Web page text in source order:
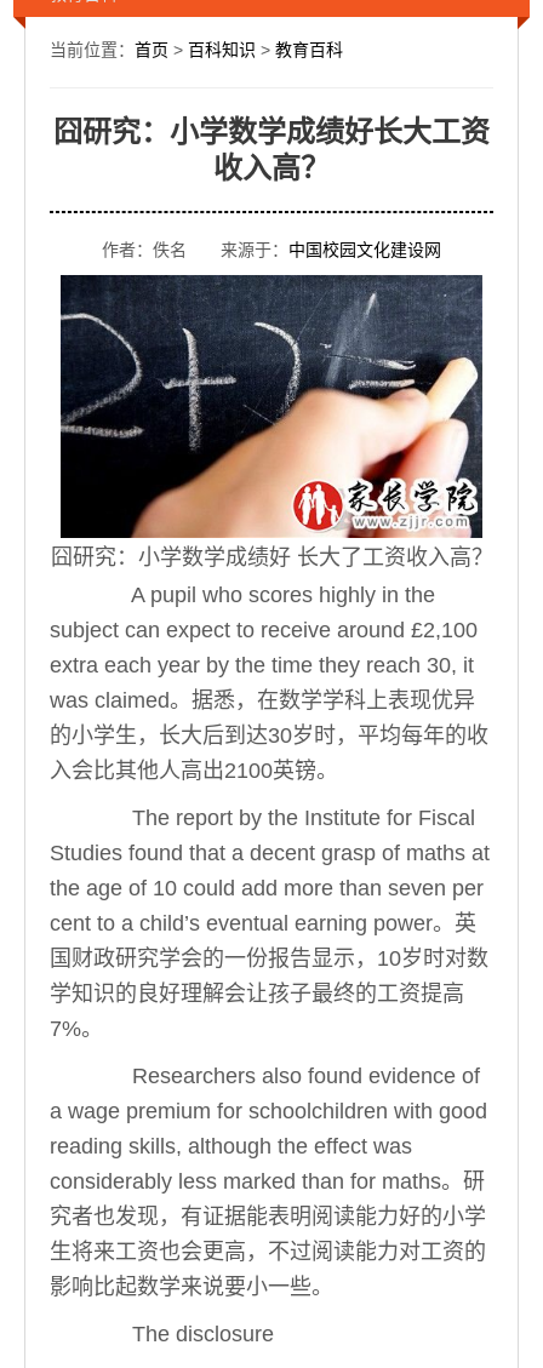
当前位置： 首页 > 百科知识 > 教育百科
囧研究：小学数学成绩好长大工资
收入高？
作者：佚名 来源于： 中国校园文化建设网
囧研究：小学数学成绩好 长大了工资收入高？
A pupil who scores highly in the
subject can expect to receive around £2,100
extra each year by the time they reach 30, it
was claimed。据悉，在数学学科上表现优异
的小学生，长大后到达30岁时，平均每年的收
入会比其他人高出2100英镑。
The report by the Institute for Fiscal
Studies found that a decent grasp of maths at
the age of 10 could add more than seven per
cent to a child’s eventual earning power。英
国财政研究学会的一份报告显示，10岁时对数
学知识的良好理解会让孩子最终的工资提高
7%。
Researchers also found evidence of
a wage premium for schoolchildren with good
reading skills, although the effect was
considerably less marked than for maths。研
究者也发现，有证据能表明阅读能力好的小学
生将来工资也会更高，不过阅读能力对工资的
影响比起数学来说要小一些。
The disclosure